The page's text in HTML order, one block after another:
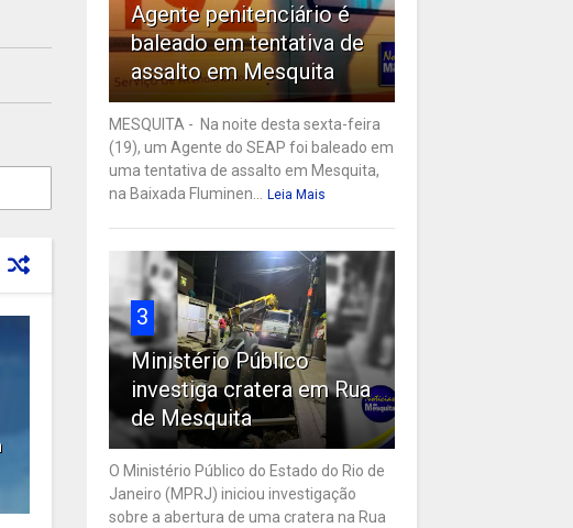
Agente penitenciário é
baleado em tentativa de
assalto em Mesquita
MESQUITA - Na noite desta sexta-feira
(19), um Agente do SEAP foi baleado em
uma tentativa de assalto em Mesquita,
na Baixada Fluminen... Leia Mais
3
Ministério Público
investiga cratera em Rua
de Mesquita
O Ministério Público do Estado do Rio de
Janeiro (MPRJ) iniciou investigação
sobre a abertura de uma cratera na Rua